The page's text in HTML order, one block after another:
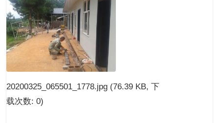
20200325_065501_1778.jpg (76.39 KB, 下
载次数: 0)